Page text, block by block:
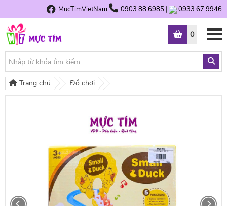
MucTimVietNam 0903 88 6985 | 0933 67 9946
0
Trang chủ Đồ chơi